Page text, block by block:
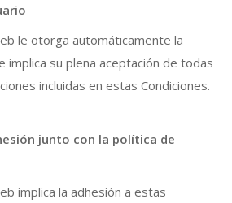
le otorga automáticamente la
implica su plena aceptación de todas
incluidas en estas Condiciones.
junto con la política de
implica la adhesión a estas